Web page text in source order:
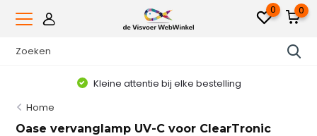
0 0
Voor 16.00uur besteld, dezelfde werkdag verzonden*
Home
Oase vervanglamp UV-C voor ClearTronic